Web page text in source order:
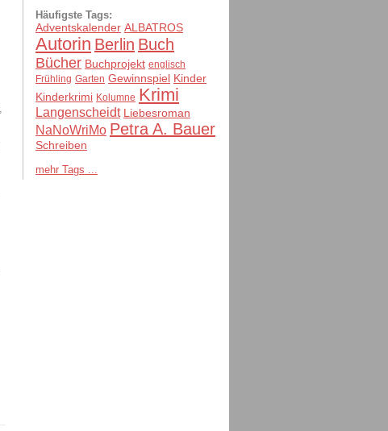
Häufigste Tags:
Adventskalender ALBATROS
Autorin Berlin Buch
Bücher Buchprojekt englisch
Frühling Garten Gewinnspiel Kinder
Kinderkrimi Kolumne Krimi
Langenscheidt Liebesroman
NaNoWriMo Petra A. Bauer
Schreiben
mehr Tags ...